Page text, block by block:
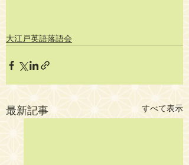
大江戸英語落語会
最新記事 すべて表示